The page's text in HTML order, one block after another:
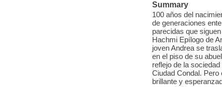
Summary
100 años del
de generaciones
parecidas que
Hachmi Epílogo de
joven Andrea se
en el piso de su
reflejo de la
Ciudad Condal.
brillante y